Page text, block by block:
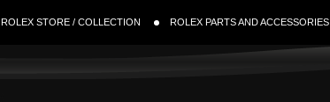
ROLEX STORE / COLLECTION ROLEX PARTS AND ACCESSORIES